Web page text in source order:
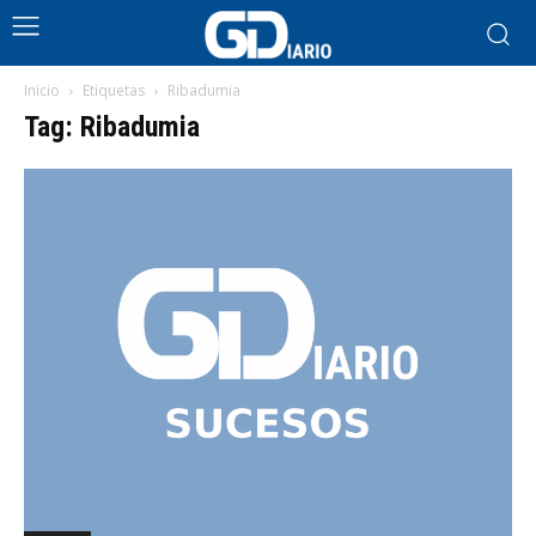
Inicio Etiquetas Ribadumia
Tag: Ribadumia